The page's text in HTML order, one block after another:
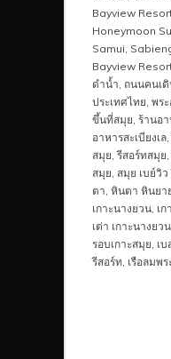
Bayview
Honeymoon
Samui,
Bayview
ดำน้ำ, ถนนคนเ
ประเทศไทย, พร
ขึ้นที่สมุย, ร้านอ
อาหารสะเบียงเล,
สมุย,รีสอร์ทสมุย,
สมุย, สมุย เบย์วิว
ตา, หินตา หินยา
เกาะนางยวน, เก
เต่า เกาะนางยวน
รอบเกาะสมุย, เ
รีสอร์ท, เรือลมพร